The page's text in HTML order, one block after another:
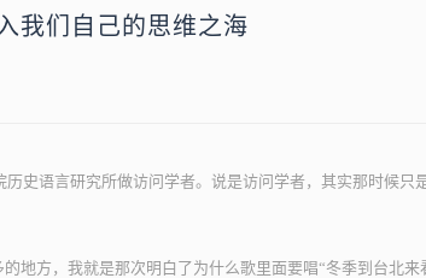
我们自己的思维之海
史语言研究所做访问学者。说是访问学者，其实那时候只
地方，我就是那次明白了为什么歌里面要唱“冬季到台北